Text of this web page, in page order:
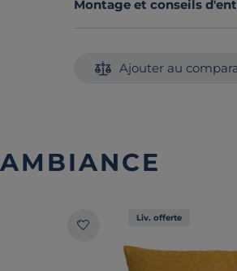
Montage et conseils
Ajouter au
Liv. offerte